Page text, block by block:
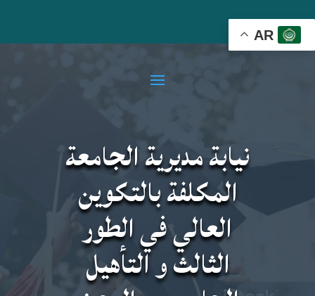
AR
نيابة مديرية الجامعة
المكلفة بالتكوين
العالي في الطور
الثالث و التأهيل